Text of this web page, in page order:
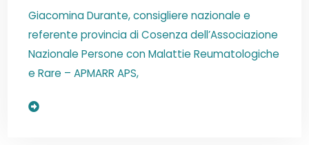
Giacomina Durante, consigliere nazionale e
referente provincia di Cosenza dell’Associazione
Nazionale Persone con Malattie Reumatologiche
e Rare – APMARR APS,